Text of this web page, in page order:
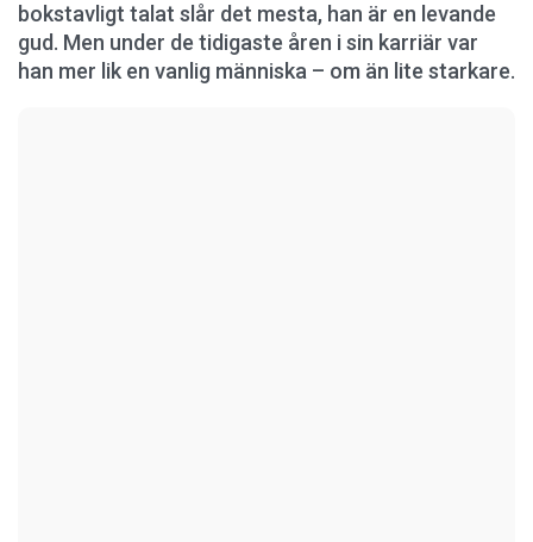
bokstavligt talat slår det mesta, han är en levande
gud. Men under de tidigaste åren i sin karriär var
han mer lik en vanlig människa – om än lite starkare.